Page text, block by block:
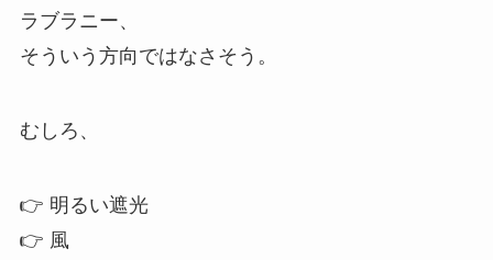
ラブラニー、
そういう方向ではなさそう。
むしろ、
👉 明るい遮光
👉 風